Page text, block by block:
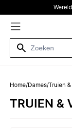
Home/Dames/Truien
TRUIEN &